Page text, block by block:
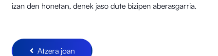
izan den honetan, denek jaso dute bizipen aberasgarria.
Atzera joan